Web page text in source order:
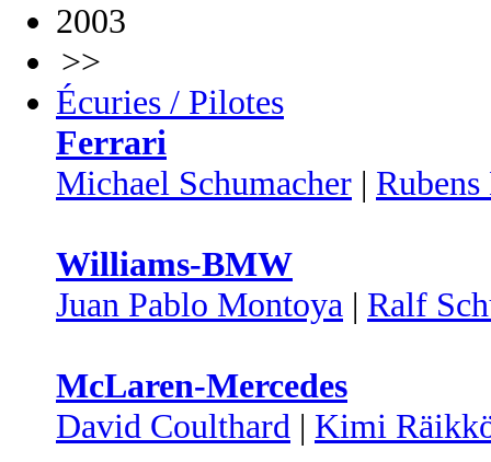
2003
>>
Écuries / Pilotes
Ferrari
Michael Schumacher |
Williams-BMW
Juan Pablo Montoya | Ralf
McLaren-Mercedes
David Coulthard | Kimi